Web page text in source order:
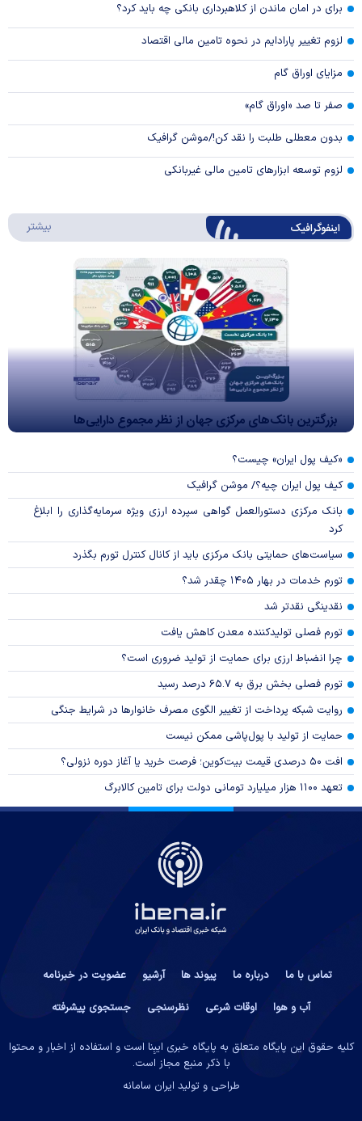
برای در امان ماندن از کلاهبرداری بانکی چه باید کرد؟
لزوم تغییر پارادایم در نحوه تامین مالی اقتصاد
مزایای اوراق گام
صفر تا صد «اوراق گام»
بدون معطلی طلبت را نقد کن!/موشن گرافیک
لزوم توسعه ابزارهای تامین مالی غیربانکی
اینفوگرافیک بیشتر
بزرگترین بانک‌های مرکزی جهان از نظر مجموع دارایی‌ها
«کیف پول ایران» چیست؟
کیف پول ایران چیه؟/ موشن گرافیک
بانک مرکزی دستورالعمل گواهی سپرده ارزی ویژه سرمایه‌گذاری را ابلاغ
کرد
سیاست‌های حمایتی بانک مرکزی باید از کانال کنترل تورم بگذرد
تورم خدمات در بهار ۱۴۰۵ چقدر شد؟
نقدینگی نقدتر شد
تورم فصلی تولیدکننده معدن کاهش یافت
چرا انضباط ارزی برای حمایت از تولید ضروری است؟
تورم فصلی بخش برق به ۶۵.۷ درصد رسید
روایت شبکه پرداخت از تغییر الگوی مصرف خانوار‌ها در شرایط جنگی
حمایت از تولید با پول‌پاشی ممکن نیست
افت ۵۰ درصدی قیمت بیت‌کوین؛ فرصت خرید یا آغاز دوره نزولی؟
تعهد ۱۱۰۰ هزار میلیارد تومانی دولت برای تامین کالابرگ
تماس با ما درباره ما پیوند ها آرشیو
عضویت در خبرنامه
آب و هوا
اوقات شرعی نظرسنجی جستجوی پیشرفته
کلیه حقوق این پایگاه متعلق به پایگاه خبری ایبِنا است و استفاده از اخبار و محتوا
با ذکر منبع مجاز است.
طراحی و تولید ایران سامانه